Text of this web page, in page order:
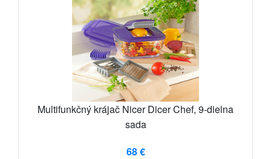
Multifunkčný krájač Nicer Dicer Chef, 9-dielna
sada
68 €